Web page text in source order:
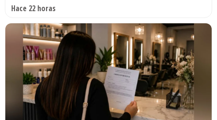
Hace 22 horas